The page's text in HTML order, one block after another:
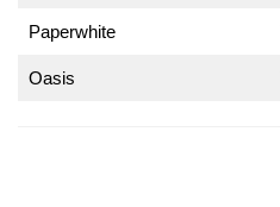
Paperwhite
Oasis